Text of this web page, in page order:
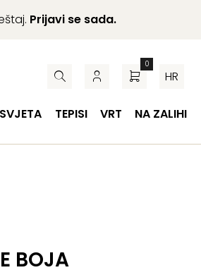
Prijavi se sada.
0
HR
TEPISI VRT NA ZALIHI
BOJA